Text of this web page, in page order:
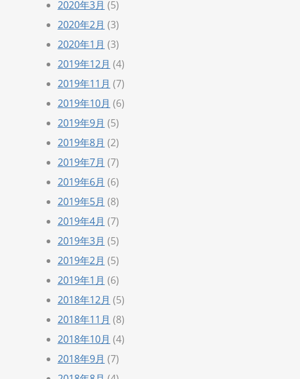
2020年3月 (5)
2020年2月 (3)
2020年1月 (3)
2019年12月 (4)
2019年11月 (7)
2019年10月 (6)
2019年9月 (5)
2019年8月 (2)
2019年7月 (7)
2019年6月 (6)
2019年5月 (8)
2019年4月 (7)
2019年3月 (5)
2019年2月 (5)
2019年1月 (6)
2018年12月 (5)
2018年11月 (8)
2018年10月 (4)
2018年9月 (7)